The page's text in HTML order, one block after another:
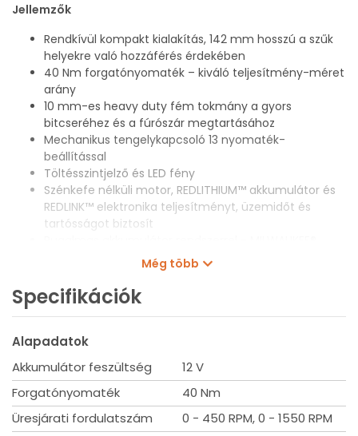
Jellemzők
Rendkívül kompakt kialakítás, 142 mm hosszú a szűk
helyekre való hozzáférés érdekében
40 Nm forgatónyomaték – kiváló teljesítmény-méret
arány
10 mm-es heavy duty fém tokmány a gyors
bitcseréhez és a fúrószár megtartásához
Mechanikus tengelykapcsoló 13 nyomaték-
beállítással
Töltésszintjelző és LED fény
Szénkefe nélküli motor, REDLITHIUM™ akkumulátor és
REDLINK™ elektronika teljesítményt, üzemidőt és
tartósságot biztosít
M12™ akkumulátorokkal működik
Szállítási terjedelem
M12BLPDRC ütvefúró-csavarozó, 2 x M12 B4 akkumulátor, C12
C akkumulátortöltő, szerszámkoffer
Műszaki adatok
Max. nyomaték [Nm]: 40
Üresjárati ford.sz. 1. seb. fokozat (ford/perc): 0 - 450
Üresjárati ford.sz. 2. seb. fokozat (ford/perc): 0 - 1,550
Ütésszám 1 seb. fokozatnál: 0 - 6750
Még több
Specifikációk
Alapadatok
Akkumulátor feszültség
12 V
Forgatónyomaték
40 Nm
Üresjárati fordulatszám
0 - 450 RPM, 0 - 1550 RPM